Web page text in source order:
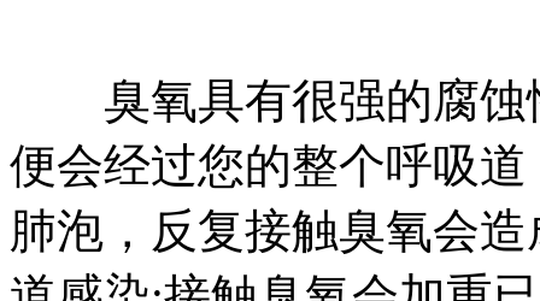
臭氧具有很强的腐蚀
便会经过您的整个呼吸
肺泡，反复接触臭氧会